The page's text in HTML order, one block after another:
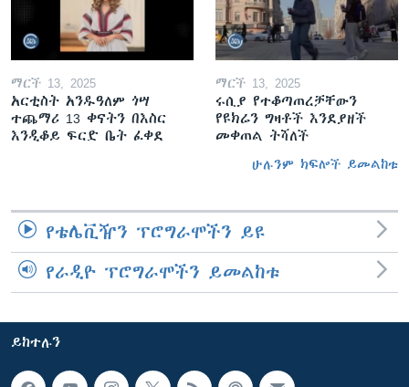
ማርች 13, 2025
አርቲስት አንዱዓለም ጎሣ
ተጨማሪ 13 ቀናትን በእስር
እንዲቆይ ፍርድ ቤት ፈቀደ
ማርች 13, 2025
ሩሲያ የተቆጣጠረቻቸውን
የዩክሬን ግዛቶች እንደያዘች
መቀጠል ትሻለች
ሁሉንም ክፍሎች ይመልከቱ
የቴሌቪዥን ፕሮግራሞችን ይዩ
የራዲዮ ፕሮግራሞችን ይመልከቱ
ይከተሉን